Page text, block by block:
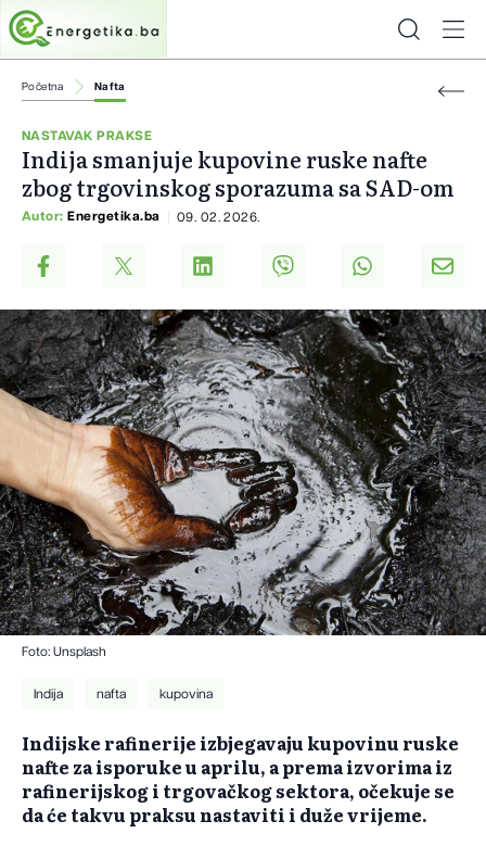
Početna Nafta
NASTAVAK PRAKSE
Indija smanjuje kupovine ruske nafte
zbog trgovinskog sporazuma sa SAD-om
Autor: Energetika.ba 09. 02. 2026.
Foto: Unsplash
Indija nafta kupovina
Indijske rafinerije izbjegavaju kupovinu ruske
nafte za isporuke u aprilu, a prema izvorima iz
rafinerijskog i trgovačkog sektora, očekuje se
da će takvu praksu nastaviti i duže vrijeme.